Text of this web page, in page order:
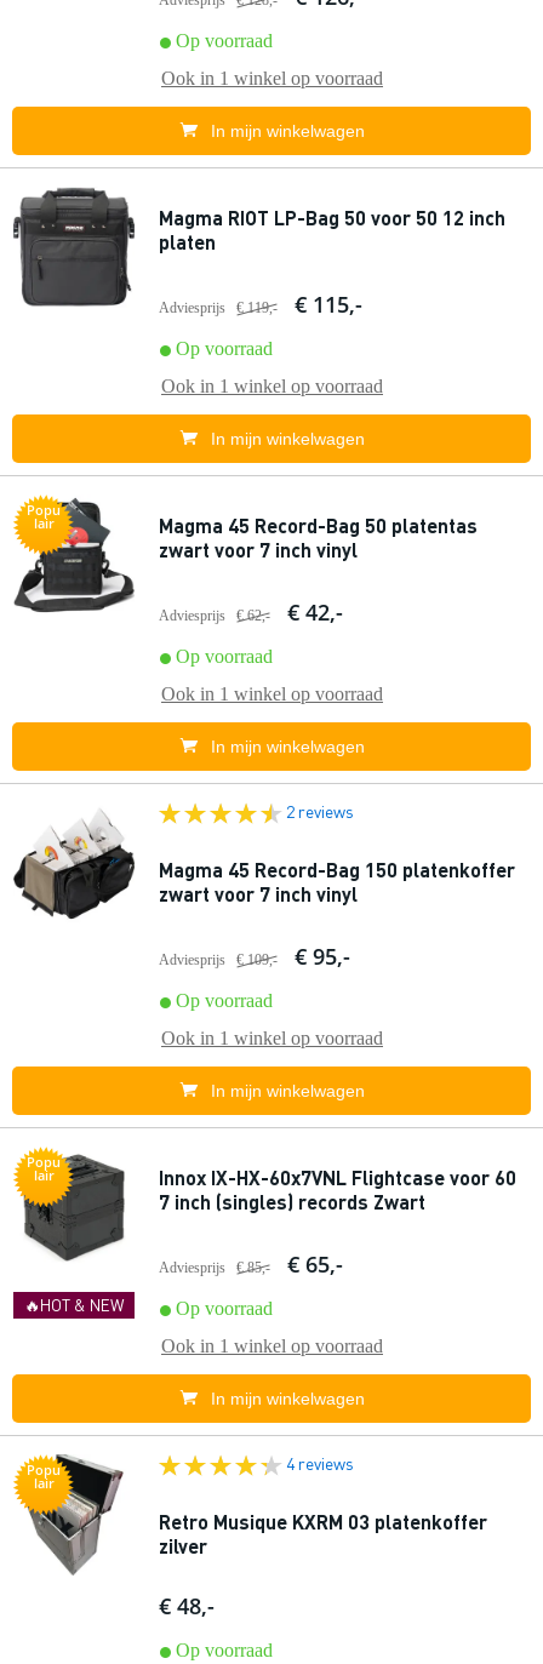
Op voorraad
Ook in 1 winkel op voorraad
In mijn winkelwagen
Magma RIOT LP-Bag 50 voor 50 12 inch
platen
Adviesprijs € 119,- € 115,-
Op voorraad
Ook in 1 winkel op voorraad
In mijn winkelwagen
Popu
lair
Magma 45 Record-Bag 50 platentas
zwart voor 7 inch vinyl
Adviesprijs € 62,- € 42,-
Op voorraad
Ook in 1 winkel op voorraad
In mijn winkelwagen
2 reviews
Magma 45 Record-Bag 150 platenkoffer
zwart voor 7 inch vinyl
Adviesprijs € 109,- € 95,-
Op voorraad
Ook in 1 winkel op voorraad
In mijn winkelwagen
Popu
lair
🔥HOT & NEW
Innox IX-HX-60x7VNL Flightcase voor 60
7 inch (singles) records Zwart
Adviesprijs € 85,- € 65,-
Op voorraad
Ook in 1 winkel op voorraad
In mijn winkelwagen
Popu
lair
4 reviews
Retro Musique KXRM 03 platenkoffer
zilver
€ 48,-
Op voorraad